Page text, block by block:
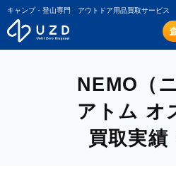
キャンプ・登山専門 アウトドア用品買取サービス
NEMO（
アトム オ
買取実績